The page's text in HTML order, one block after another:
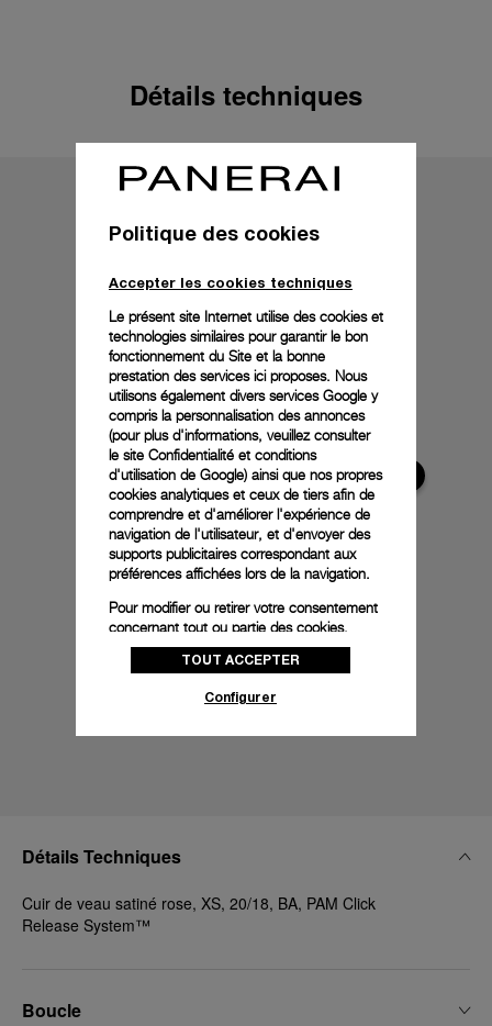
Détails techniques
Détails Techniques
Cuir de veau satiné rose, XS, 20/18, BA, PAM Click
Release System™
Boucle
Politique des cookies
Accepter les cookies techniques
Le présent site Internet utilise des cookies et
technologies similaires pour garantir le bon
fonctionnement du Site et la bonne
prestation des services ici proposes. Nous
utilisons également divers services Google y
compris la personnalisation des annonces
(pour plus d'informations, veuillez consulter
le site Confidentialité et conditions
d'utilisation de Google) ainsi que nos propres
cookies analytiques et ceux de tiers afin de
comprendre et d'améliorer l'expérience de
navigation de l'utilisateur, et d'envoyer des
supports publicitaires correspondant aux
préférences affichées lors de la navigation.
Pour modifier ou retirer votre consentement
concernant tout ou partie des cookies,
cliquez sur « Configurer » ou consultez notre
politique des cookiespour obtenir plus
donnez votre consentement pour l’utilisation
TOUT ACCEPTER
Configurer